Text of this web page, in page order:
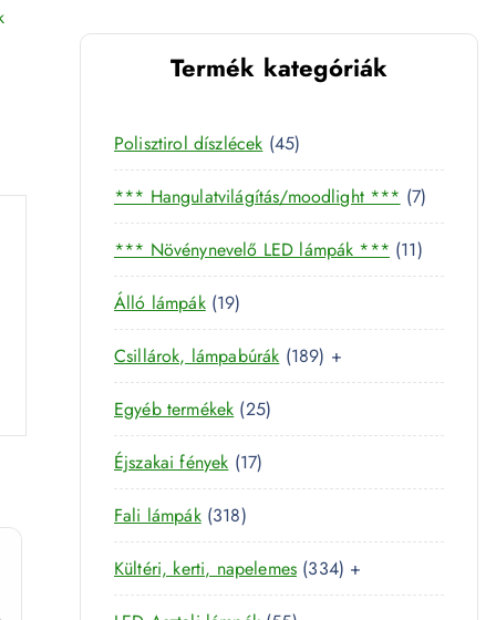
Termék kategóriák
Polisztirol díszlécek 454
5
t
e
r
k
*** Hangulatvilágítás/moodlight *** 77
t
e
r
*** Növénynevelő LED lámpák *** 111
1
e
Álló lámpák 191
9
t
e
r
m
é
k
Csillárok, lámpabúrák 1891
8
t
é
k
+
Egyéb termékek 252
5
e
Éjszakai fények 171
7
e
r
m
Fali lámpák 3183
1
8
t
Kültéri, kerti, napelemes 3343
3
+